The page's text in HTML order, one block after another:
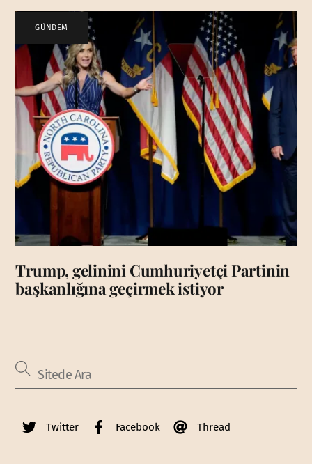
GÜNDEM
Trump, gelinini Cumhuriyetçi Partinin
başkanlığına geçirmek istiyor
Twitter Facebook Thread